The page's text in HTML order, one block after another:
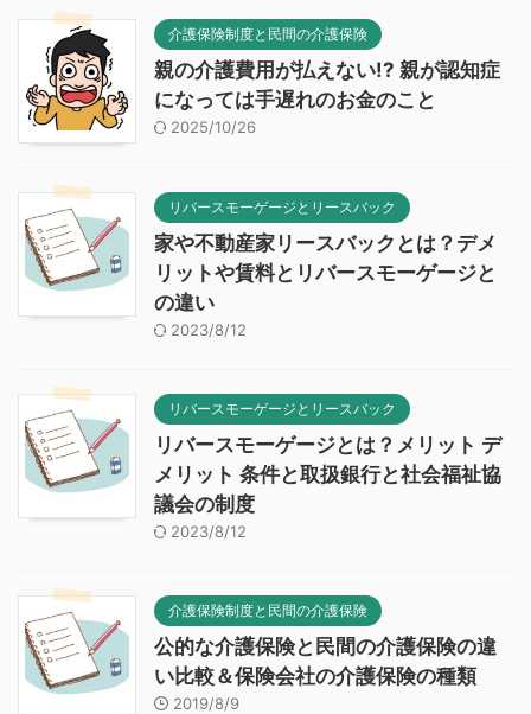
介護保険制度と民間の介護保険
親の介護費用が払えない!? 親が認知症
になっては手遅れのお金のこと
2025/10/26
リバースモーゲージとリースバック
家や不動産家リースバックとは？デメ
リットや賃料とリバースモーゲージと
の違い
2023/8/12
リバースモーゲージとリースバック
リバースモーゲージとは？メリット デ
メリット 条件と取扱銀行と社会福祉協
議会の制度
2023/8/12
介護保険制度と民間の介護保険
公的な介護保険と民間の介護保険の違
い比較＆保険会社の介護保険の種類
2019/8/9